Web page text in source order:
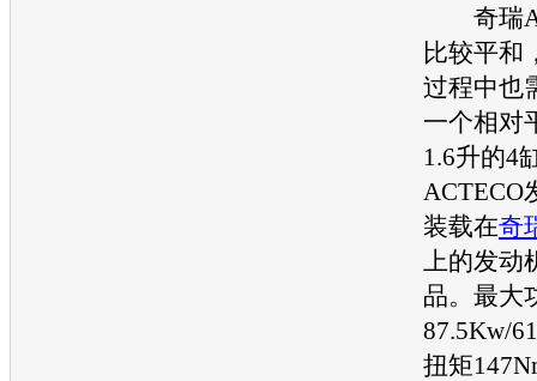
奇瑞
比较平和
过程中也
一个相对
1.6升的4
ACTECO
装载在奇
上的发动
品。最大
87.5Kw/
扭矩